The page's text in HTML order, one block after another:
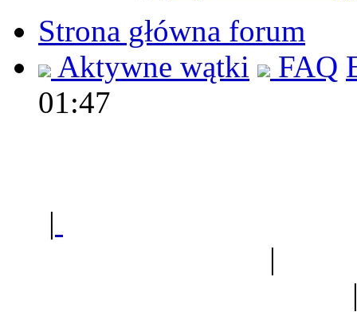
Strona główna forum
Aktywne wątki
FAQ
01:47
|
|